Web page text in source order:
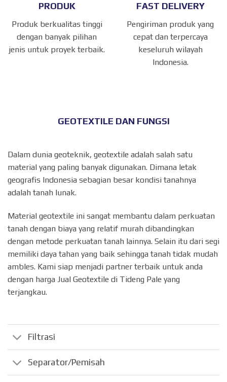
PRODUK
Produk berkualitas tinggi
dengan banyak pilihan
jenis untuk proyek terbaik.
FAST DELIVERY
Pengiriman produk yang
cepat dan terpercaya
keseluruh wilayah
Indonesia.
GEOTEXTILE DAN FUNGSI
Dalam dunia geoteknik, geotextile adalah salah satu
material yang paling banyak digunakan. Dimana letak
geografis Indonesia sebagian besar kondisi tanahnya
adalah tanah lunak.
Material geotextile ini sangat membantu dalam perkuatan
tanah dengan biaya yang relatif murah dibandingkan
dengan metode perkuatan tanah lainnya. Selain itu dari segi
memiliki daya tahan yang baik sehingga tanah tidak mudah
ambles. Kami siap menjadi partner terbaik untuk anda
dengan harga Jual Geotextile di Tideng Pale yang
terjangkau.
Filtrasi
Separator/Pemisah